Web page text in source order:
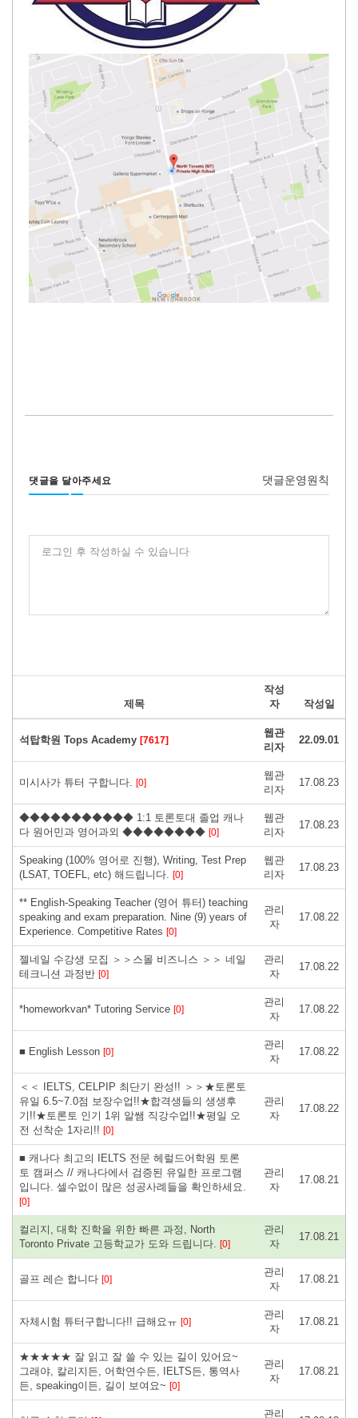
댓글을 달아주세요 댓글운영원칙
로그인 후 작성하실 수 있습니다
제목
작성
자
작성일
석탑학원 Tops Academy [7617]
웹관
리자
22.09.01
미시사가 튜터 구합니다. [0]
웹관
리자
17.08.23
◆◆◆◆◆◆◆◆◆◆◆ 1:1 토론토대 졸업 캐나
다 원어민과 영어과외 ◆◆◆◆◆◆◆◆ [0]
웹관
리자
17.08.23
Speaking (100% 영어로 진행), Writing, Test Prep
(LSAT, TOEFL, etc) 해드립니다. [0]
웹관
리자
17.08.23
** English-Speaking Teacher (영어 튜터) teaching
speaking and exam preparation. Nine (9) years of
Experience. Competitive Rates [0]
관리
자
17.08.22
젤네일 수강생 모집 ＞＞스몰 비즈니스 ＞＞ 네일
테크니션 과정반 [0]
관리
자
17.08.22
*homeworkvan* Tutoring Service [0]
관리
자
17.08.22
■ English Lesson [0]
관리
자
17.08.22
＜＜ IELTS, CELPIP 최단기 완성!! ＞＞★토론토
유일 6.5~7.0점 보장수업!!★합격생들의 생생후
기!!★토론토 인기 1위 알쌤 직강수업!!★평일 오
전 선착순 1자리!! [0]
관리
자
17.08.22
■ 캐나다 최고의 IELTS 전문 헤럴드어학원 토론
토 캠퍼스 // 캐나다에서 검증된 유일한 프로그램
입니다. 셀수없이 많은 성공사례들을 확인하세요.
[0]
관리
자
17.08.21
컬리지, 대학 진학을 위한 빠른 과정, North
Toronto Private 고등학교가 도와 드립니다. [0]
관리
자
17.08.21
골프 레슨 합니다 [0]
관리
자
17.08.21
자체시험 튜터구합니다!! 급해요ㅠ [0]
관리
자
17.08.21
★★★★★ 잘 읽고 잘 쓸 수 있는 길이 있어요~
그래야, 칼리지든, 어학연수든, IELTS든, 통역사
든, speaking이든, 길이 보여요~ [0]
관리
자
17.08.21
관리